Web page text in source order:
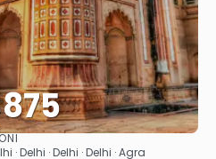
Vedere
· Delhi · Delhi · Delhi · Agra